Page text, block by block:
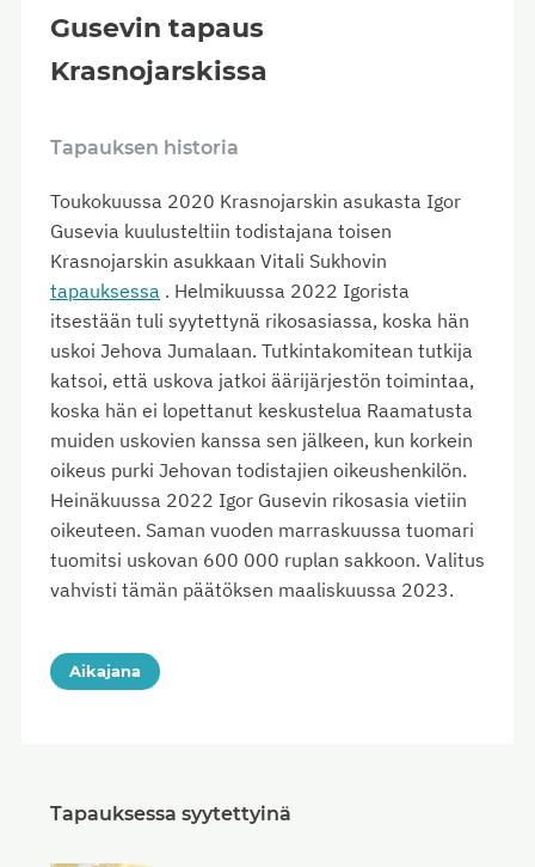
Gusevin tapaus
Krasnojarskissa
Tapauksen historia
Toukokuussa 2020 Krasnojarskin asukasta Igor
Gusevia kuulusteltiin todistajana toisen
Krasnojarskin asukkaan Vitali Sukhovin
tapauksessa . Helmikuussa 2022 Igorista
itsestään tuli syytettynä rikosasiassa, koska hän
uskoi Jehova Jumalaan. Tutkintakomitean tutkija
katsoi, että uskova jatkoi äärijärjestön toimintaa,
koska hän ei lopettanut keskustelua Raamatusta
muiden uskovien kanssa sen jälkeen, kun korkein
oikeus purki Jehovan todistajien oikeushenkilön.
Heinäkuussa 2022 Igor Gusevin rikosasia vietiin
oikeuteen. Saman vuoden marraskuussa tuomari
tuomitsi uskovan 600 000 ruplan sakkoon. Valitus
vahvisti tämän päätöksen maaliskuussa 2023.
Aikajana
Tapauksessa syytettyinä